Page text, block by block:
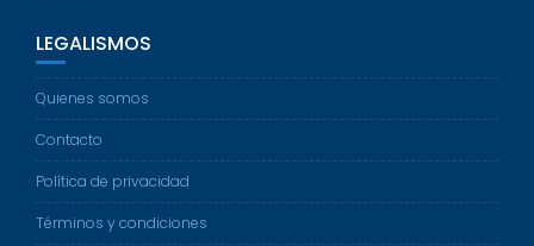
LEGALISMOS
Quienes somos
Contacto
Política de privacidad
Términos y condiciones